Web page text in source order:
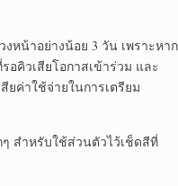
หน้าอย่างน้อย 3 วัน เพราะหาก
อคิวเสียโอกาสเข้าร่วม และ
ยค่าใช้จ่ายในการเตรียม
สำหรับใช้ส่วนตัวไว้เช็ดสีที่